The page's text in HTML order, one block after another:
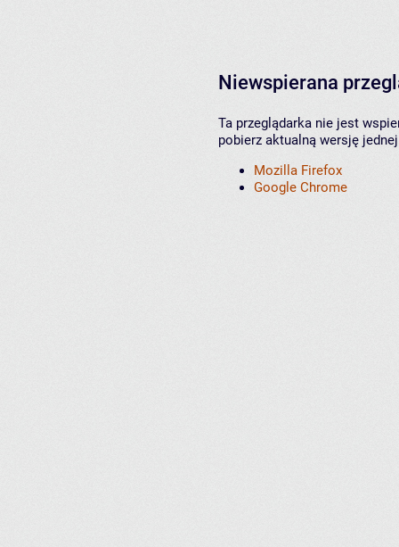
Niewspierana
Ta przeglądarka nie jest
pobierz aktualną wersję
Mozilla Firefox
Google Chrome